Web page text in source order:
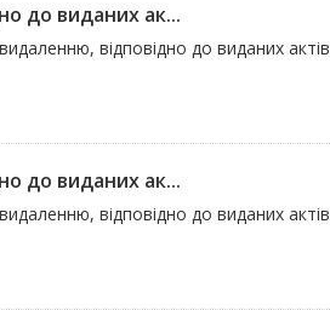
до виданих ак...
відповідно до виданих актів
до виданих ак...
відповідно до виданих актів